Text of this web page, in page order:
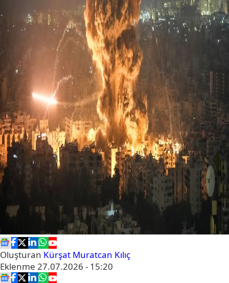
Oluşturan Kürşat Muratcan Kılıç
Eklenme 27.07.2026 - 15:20